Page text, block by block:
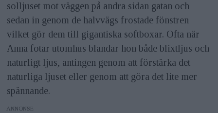
solljuset mot väggen på andra sidan gatan och
sedan in genom de halvvägs frostade fönstren
vilket gör dem till gigantiska softboxar. Ofta när
Anna fotar utomhus blandar hon både blixtljus och
naturligt ljus, antingen genom att förstärka det
naturliga ljuset eller genom att göra det lite mer
spännande.
ANNONS